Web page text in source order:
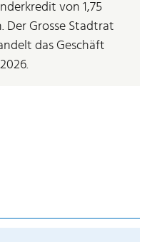
von 1,75
Der Grosse Stadtrat
das Geschäft